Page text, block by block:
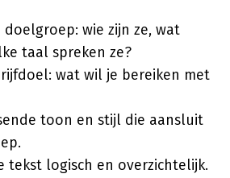
doelgroep: wie zijn ze, wat
taal spreken ze?
wat wil je bereiken met
toon en stijl die aansluit
tekst logisch en overzichtelijk.